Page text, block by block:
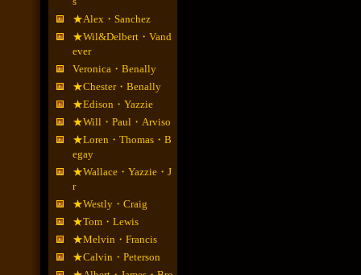
★Alex・Sanchez
★Wil&Delbert・Vand
ever
Veronica・Benally
★Chester・Benally
★Edison・Yazzie
★Will・Paul・Arviso
★Loren・Thomas・B
egay
★Wallace・Yazzie・J
r
★Westly・Craig
★Tom・Lewis
★Melvin・Francis
★Calvin・Peterson